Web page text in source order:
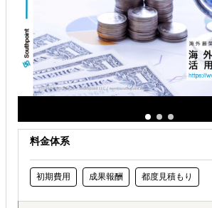
自社事業に最適な進出形態を知りたい
自社商材に最適な販売方法を知りたい
料金体系
初期費用 成果報酬 都度見積もり